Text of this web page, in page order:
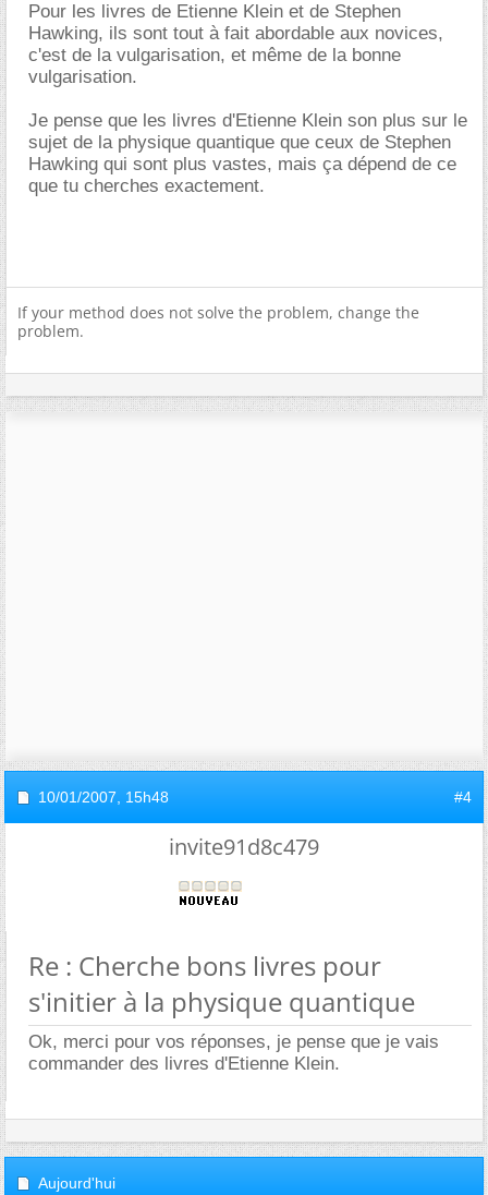
Pour les livres de Etienne Klein et de Stephen
Hawking, ils sont tout à fait abordable aux novices,
c'est de la vulgarisation, et même de la bonne
vulgarisation.
Je pense que les livres d'Etienne Klein son plus sur le
sujet de la physique quantique que ceux de Stephen
Hawking qui sont plus vastes, mais ça dépend de ce
que tu cherches exactement.
If your method does not solve the problem, change the
problem.
10/01/2007, 15h48 #4
invite91d8c479
Re : Cherche bons livres pour
s'initier à la physique quantique
Ok, merci pour vos réponses, je pense que je vais
commander des livres d'Etienne Klein.
Aujourd'hui